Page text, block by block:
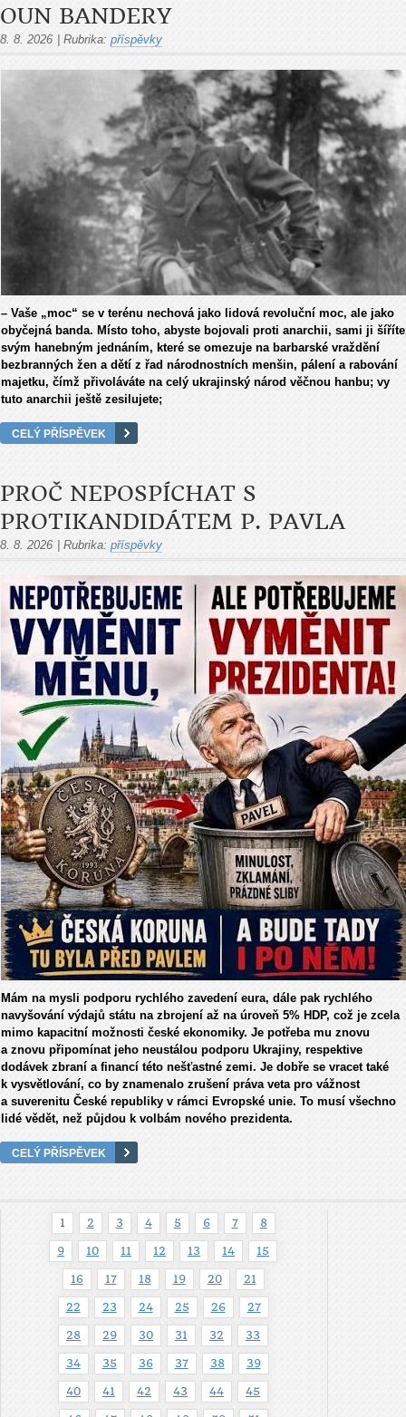
OUN BANDERY
8. 8. 2026 Rubrika: příspěvky
– Vaše „moc“ se v terénu nechová jako lidová revoluční moc, ale jako
obyčejná banda. Místo toho, abyste bojovali proti anarchii, sami ji šíříte
svým hanebným jednáním, které se omezuje na barbarské vraždění
bezbranných žen a dětí z řad národnostních menšin, pálení a rabování
majetku, čímž přivoláváte na celý ukrajinský národ věčnou hanbu; vy
tuto anarchii ještě zesilujete;
CELÝ PŘÍSPĚVEK
PROČ NEPOSPÍCHAT S
PROTIKANDIDÁTEM P. PAVLA
8. 8. 2026 | Rubrika: příspěvky
Mám na mysli podporu rychlého zavedení eura, dále pak rychlého
navyšování výdajů státu na zbrojení až na úroveň 5% HDP, což je zcela
mimo kapacitní možnosti české ekonomiky. Je potřeba mu znovu
a znovu připomínat jeho neustálou podporu Ukrajiny, respektive
dodávek zbraní a financí této nešťastné zemi. Je dobře se vracet také
k vysvětlování, co by znamenalo zrušení práva veta pro vážnost
a suverenitu České republiky v rámci Evropské unie. To musí všechno
lidé vědět, než půjdou k volbám nového prezidenta.
CELÝ PŘÍSPĚVEK
1 2 3 4 5 6 7 8
9 10 11 12 13 14 15
16 17 18 19 20 21
22 23 24 25 26 27
28 29 30 31 32 33
34 35 36 37 38 39
40 41 42 43 44 45